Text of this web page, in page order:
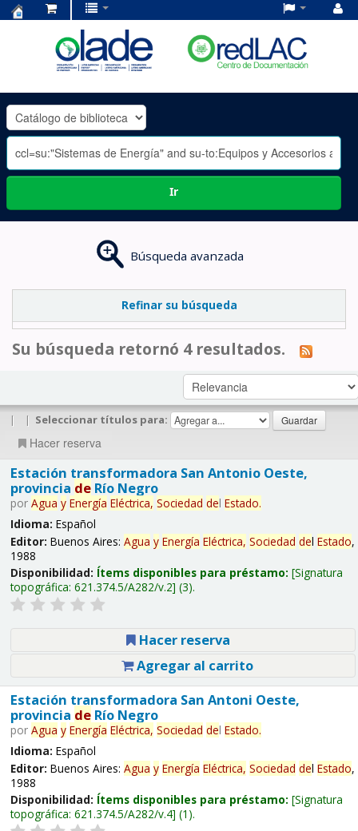
OLADE
-
Ir
Búsqueda avanzada
Refinar su búsqueda
Su búsqueda retornó 4 resultados.
| | Seleccionar títulos para:
Hacer reserva
Estación transformadora San Antonio Oeste,
provincia deRío Negro
por Agua y Energía Eléctrica, Sociedad del Estado.
Idioma: Español
Editor: Buenos Aires: Agua y Energía Eléctrica, Sociedad del Estado,
1988
Disponibilidad: Ítems disponibles para préstamo: Signatura
topográfica: 621.374.5/A282/v.2 (3).
Hacer reserva
Agregar al carrito
Estación transformadora San Antoni Oeste,
provincia deRío Negro
por Agua y Energía Eléctrica, Sociedad del Estado.
Idioma: Español
Editor: Buenos Aires: Agua y Energía Eléctrica, Sociedad del Estado,
1988
Disponibilidad: Ítems disponibles para préstamo: Signatura
topográfica: 621.374.5/A282/v.4 (1).